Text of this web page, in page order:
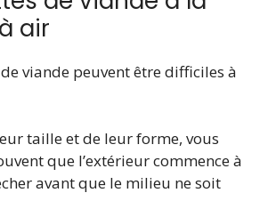
air
viande peuvent être difficiles à
taille et de leur forme, vous
que l’extérieur commence à
avant que le milieu ne soit